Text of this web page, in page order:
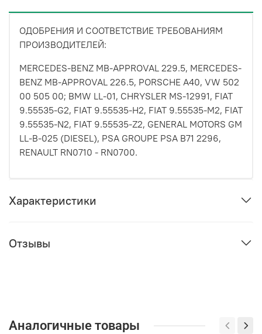
ОДОБРЕНИЯ И СООТВЕТСТВИЕ ТРЕБОВАНИЯМ
ПРОИЗВОДИТЕЛЕЙ:
MERCEDES-BENZ MB-APPROVAL 229.5, MERCEDES-
BENZ MB-APPROVAL 226.5, PORSCHE A40, VW 502
00 505 00; BMW LL-01, CHRYSLER MS-12991, FIAT
9.55535-G2, FIAT 9.55535-H2, FIAT 9.55535-M2, FIAT
9.55535-N2, FIAT 9.55535-Z2, GENERAL MOTORS GM
LL-B-025 (DIESEL), PSA GROUPE PSA B71 2296,
RENAULT RN0710 - RN0700.
Характеристики
Отзывы
Аналогичные товары